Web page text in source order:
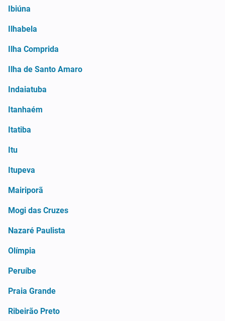
Ibiúna
Ilhabela
Ilha Comprida
Ilha de Santo Amaro
Indaiatuba
Itanhaém
Itatiba
Itu
Itupeva
Mairiporã
Mogi das Cruzes
Nazaré Paulista
Olímpia
Peruíbe
Praia Grande
Ribeirão Preto